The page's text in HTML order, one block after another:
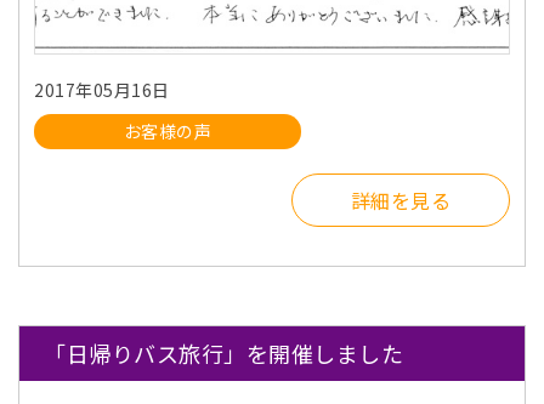
2017年05月16日
お客様の声
詳細を見る
「日帰りバス旅行」を開催しました